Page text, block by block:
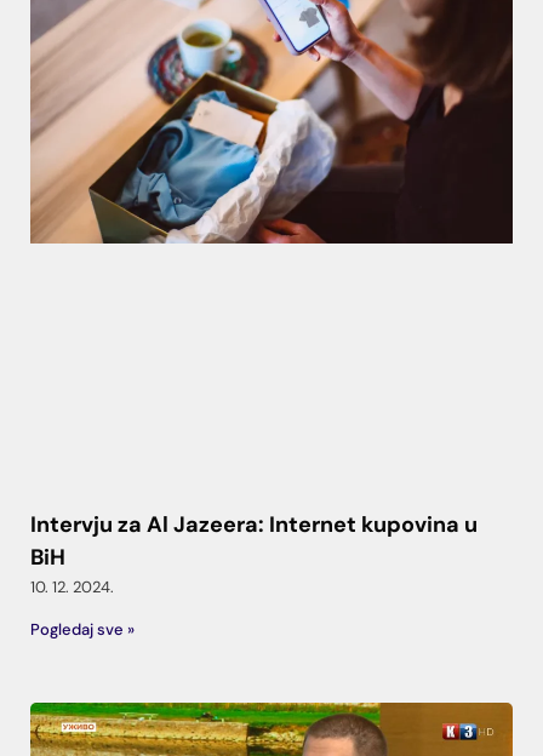
Intervju za Al Jazeera: Internet kupovina u
BiH
10. 12. 2024.
Pogledaj sve »